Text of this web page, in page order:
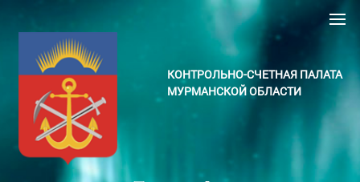
КОНТРОЛЬНО-СЧЕТНАЯ ПАЛАТА
МУРМАНСКОЙ ОБЛАСТИ